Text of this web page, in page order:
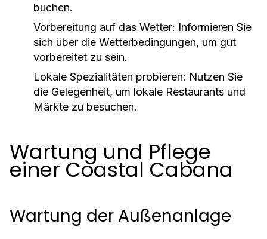
buchen.
Vorbereitung auf das Wetter: Informieren Sie
sich über die Wetterbedingungen, um gut
vorbereitet zu sein.
Lokale Spezialitäten probieren: Nutzen Sie
die Gelegenheit, um lokale Restaurants und
Märkte zu besuchen.
Wartung und Pflege
einer Coastal Cabana
Wartung der Außenanlage